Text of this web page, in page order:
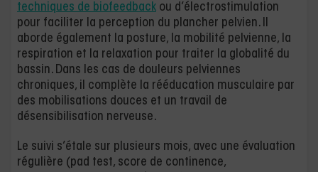
techniques de biofeedback ou d’électrostimulation
pour faciliter la perception du plancher pelvien. Il
aborde également la posture, la mobilité pelvienne, la
respiration et la relaxation pour traiter la globalité du
bassin. Dans les cas de douleurs pelviennes
chroniques, il complète la rééducation musculaire par
des mobilisations douces et un travail de
désensibilisation nerveuse.
Le suivi s’étale sur plusieurs mois, avec une évaluation
régulière (pad test, score de continence,